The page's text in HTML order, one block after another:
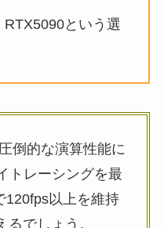
という選
倒的な演算性能に
トレーシングを最
120fps以上を維持
でしょう。